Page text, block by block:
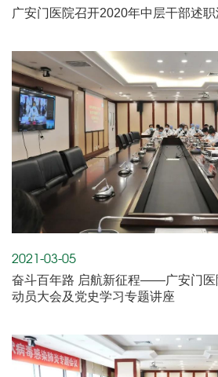
广安门医院召开2020年中层干部述职
2021-03-05
奋斗百年路 启航新征程——广安门医
动员大会及党史学习专题讲座